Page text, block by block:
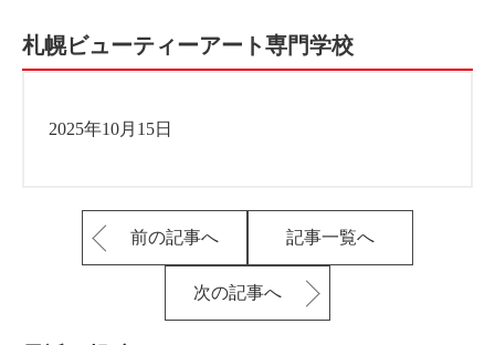
札幌ビューティーアート専門学校
2025年10月15日
前の記事へ 記事一覧へ
次の記事へ